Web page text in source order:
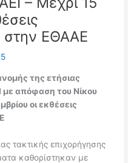
στην ΕΘΑΑΕ
της ετήσιας
με απόφαση του Νίκου
οι εκθέσεις
τακτικής επιχορήγησης
καθορίστηκαν με